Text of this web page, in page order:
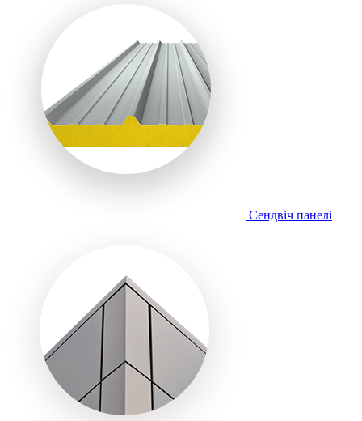
Сендвіч панелі